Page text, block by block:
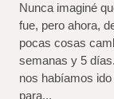
Nunca imaginé
fue, pero ahora,
pocas cosas
semanas y 5
nos habíamos
para...